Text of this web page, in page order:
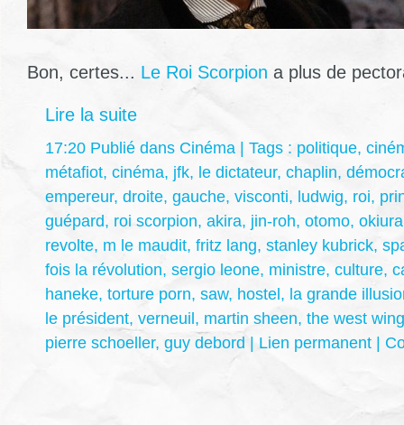
Bon, certes... Le Roi Scorpion a plus de
Lire la suite
17:20 Publié dans Cinéma | Tags : politique,
métafiot, cinéma, jfk, le dictateur, chaplin,
empereur, droite, gauche, visconti, ludwig, roi,
guépard, roi scorpion, akira, jin-roh, otomo, okiura
revolte, m le maudit, fritz lang, stanley kubrick,
fois la révolution, sergio leone, ministre, culture,
haneke, torture porn, saw, hostel , la grande
le président, verneuil , martin sheen, the west wing
pierre schoeller, guy debord Lien permanent